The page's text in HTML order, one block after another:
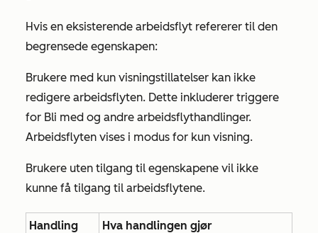
Hvis en eksisterende arbeidsflyt refererer til den
begrensede egenskapen:
Brukere med kun visningstillatelser kan ikke
redigere arbeidsflyten. Dette inkluderer triggere
for Bli med og andre arbeidsflythandlinger.
Arbeidsflyten vises i modus for kun visning.
Brukere uten tilgang til egenskapene vil ikke
kunne få tilgang til arbeidsflytene.
Handling
Hva handlingen gjør